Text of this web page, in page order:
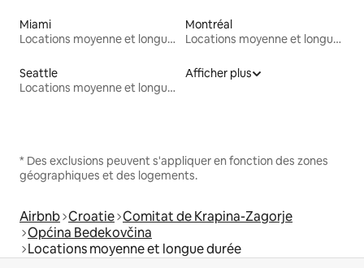
Miami
Locations moyenne et longue durée
Montréal
Locations moyenne et longue durée
Seattle
Locations moyenne et longue durée
Afficher plus
* Des exclusions peuvent s'appliquer en fonction des zones
géographiques et des logements.
Airbnb Croatie Comitat de Krapina-Zagorje
Općina Bedekovčina
Locations moyenne et longue durée